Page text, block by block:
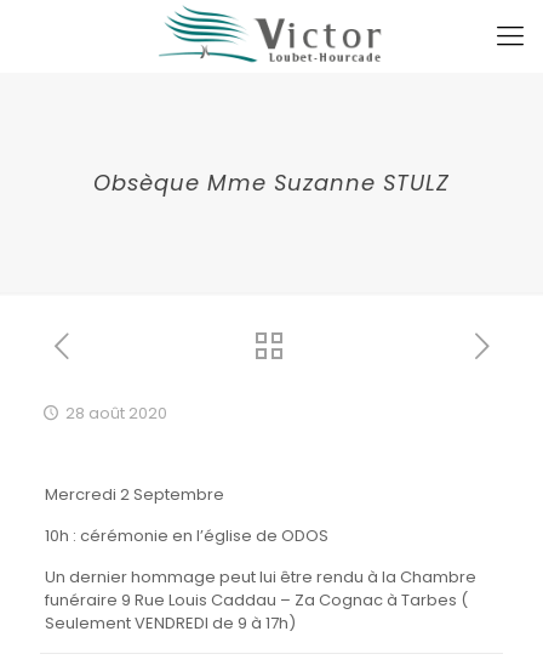
Obsèque Mme Suzanne STULZ
28 août 2020
Mercredi 2 Septembre
10h : cérémonie en l’église de ODOS
Un dernier hommage peut lui être rendu à la Chambre
funéraire 9 Rue Louis Caddau – Za Cognac à Tarbes (
Seulement VENDREDI de 9 à 17h)